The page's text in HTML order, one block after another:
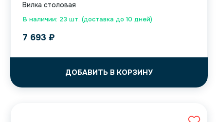
В наличии: 23 шт. (доставка до 10 дней)
Вилка столовая
7 693 ₽
ДОБАВИТЬ В КОРЗИНУ